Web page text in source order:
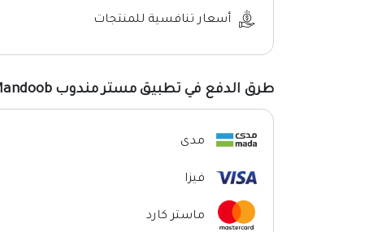
أسعار تنافسية للمنتجات
طرق الدفع في تطبيق مستر مندوب Mr Mandoob
مدى
فيزا
ماستر كارد